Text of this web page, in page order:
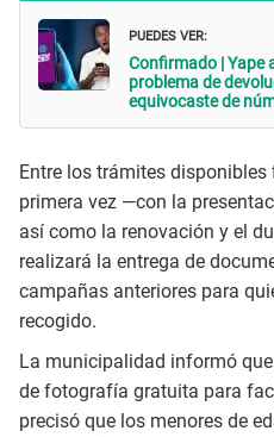
PUEDES VER:
Confirmado | Yape
problema de
equivocaste de
Entre los trámites
primera vez —con la
así como la renovación y el
realizará la entrega de
campañas anteriores para
recogido.
La municipalidad informó
de fotografía gratuita para
precisó que los menores de